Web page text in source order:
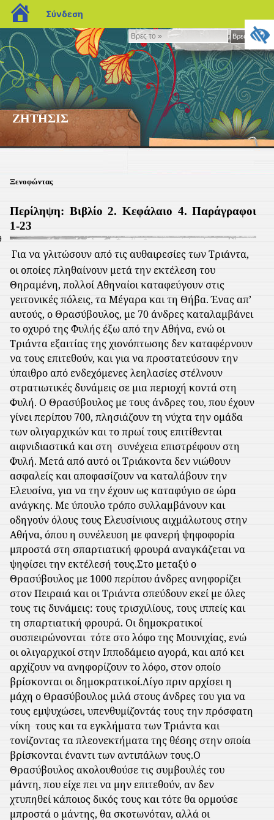
Βρες
το
»
Βρες το »
ΖΗΤΗΣΙΣ
Ξενοφώντας
Περίληψη: Βιβλίο 2. Κεφάλαιο 4. Παράγραφοι
1-23
Για να γλιτώσουν από τις αυθαιρεσίες των Τριάντα,
οι οποίες πληθαίνουν μετά την εκτέλεση του
Θηραμένη, πολλοί Αθηναίοι καταφεύγουν στις
γειτονικές πόλεις, τα Μέγαρα και τη Θήβα.Ένας απ’
αυτούς, ο Θρασύβουλος, με 70 άνδρες καταλαμβάνει
το οχυρό της Φυλής έξω από την Αθήνα, ενώ οι
Τριάντα εξαιτίας της χιονόπτωσης δεν καταφέρνουν
να τους επιτεθούν, και για να προστατεύσουν την
ύπαιθρο από ενδεχόμενες λεηλασίες στέλνουν
στρατιωτικές δυνάμεις σε μια περιοχή κοντά στη
Φυλή. Ο Θρασύβουλος με τους άνδρες του, που έχουν
γίνει περίπου 700, πλησιάζουν τη νύχτα την ομάδα
των ολιγαρχικών και το πρωί τους επιτίθενται
αιφνιδιαστικά και στη συνέχεια επιστρέφουν στη
Φυλή. Μετά από αυτό οι Τριάκοντα δεν νιώθουν
ασφαλείς και αποφασίζουν να καταλάβουν την
Ελευσίνα, για να την έχουν ως καταφύγιο σε ώρα
ανάγκης. Με ύπουλο τρόπο συλλαμβάνουν και
οδηγούν όλους τους Ελευσίνιους αιχμάλωτους στην
Αθήνα, όπου η συνέλευση με φανερή ψηφοφορία
μπροστά στη σπαρτιατική φρουρά αναγκάζεται να
ψηφίσει την εκτέλεσή τους.Στο μεταξύ ο
Θρασύβουλος με 1000 περίπου άνδρες ανηφορίζει
στον Πειραιά και οι Τριάντα σπεύδουν εκεί με όλες
τους τις δυνάμεις: τους τρισχιλίους, τους ιππείς και
τη σπαρτιατική φρουρά. Οι δημοκρατικοί
συσπειρώνονται τότε στο λόφο της Μουνιχίας, ενώ
οι ολιγαρχικοί στην Ιπποδάμειο αγορά, και από κει
αρχίζουν να ανηφορίζουν το λόφο, στον οποίο
βρίσκονται οι δημοκρατικοί.Λίγο πριν αρχίσει η
μάχη ο Θρασύβουλος μιλά στους άνδρες του για να
τους εμψυχώσει, υπενθυμίζοντάς τους την πρόσφατη
νίκη τους και τα εγκλήματα των Τριάντα και
τονίζοντας τα πλεονεκτήματα της θέσης στην οποία
βρίσκονται έναντι των αντιπάλων τους.Ο
Θρασύβουλος ακολουθούσε τις συμβουλές του
μάντη, που είχε πει να μην επιτεθούν, αν δεν
χτυπηθεί κάποιος δικός τους και τότε θα ορμούσε
μπροστά ο μάντης, θα σκοτωνόταν, αλλά οι
blogs.sch.gr
Σύνδεση